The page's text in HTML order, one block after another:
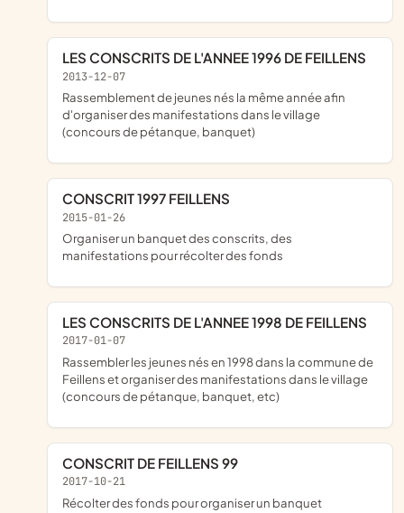
LES CONSCRITS DE L'ANNEE 1996 DE FEILLENS
2013-12-07
rassemblement de jeunes nés la même année afin
d'organiser des manifestations dans le village
(concours de pétanque, banquet)
CONSCRIT 1997 FEILLENS
2015-01-26
organiser un banquet des conscrits, des
manifestations pour récolter des fonds
LES CONSCRITS DE L'ANNEE 1998 DE FEILLENS
2017-01-07
rassembler les jeunes nés en 1998 dans la commune de
Feillens et organiser des manifestations dans le village
(concours de pétanque, banquet, etc)
CONSCRIT DE FEILLENS 99
2017-10-21
récolter des fonds pour organiser un banquet